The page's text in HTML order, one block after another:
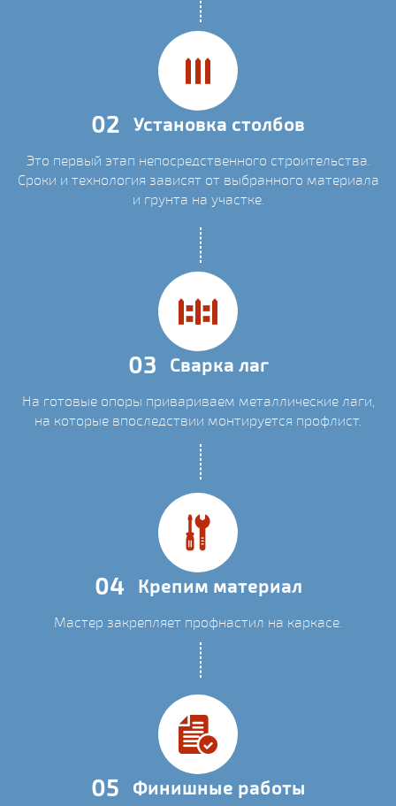
02 Установка столбов
Это первый этап непосредственного строительства.
Сроки и технология зависят от выбранного материала
и грунта на участке.
03 Сварка лаг
На готовые опоры привариваем металлические лаги,
на которые впоследствии монтируется профлист.
04 Крепим материал
Мастер закрепляет профнастил на каркасе.
05 Финишные работы